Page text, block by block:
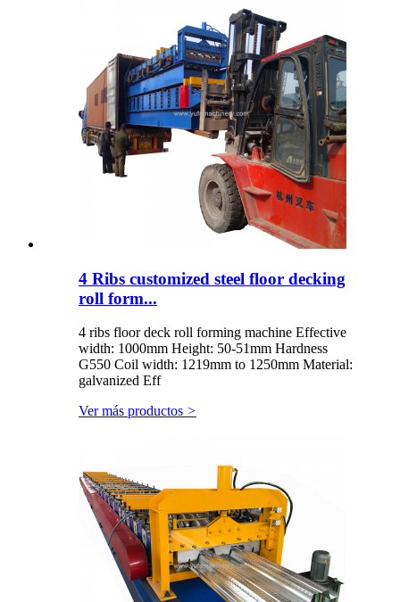
4 Ribs customized steel floor decking
roll form...
4 ribs floor deck roll forming machine Effective
width: 1000mm Height: 50-51mm Hardness
G550 Coil width: 1219mm to 1250mm Material:
galvanized Eff
Ver más productos >